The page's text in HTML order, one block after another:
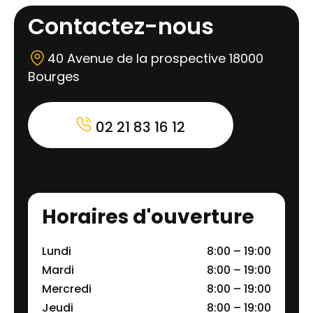
Contactez-nous
40 Avenue de la prospective 18000
Bourges
02 21 83 16 12
Horaires d'ouverture
Lundi
8:00 – 19:00
Mardi
8:00 – 19:00
Mercredi
8:00 – 19:00
Jeudi
8:00 – 19:00